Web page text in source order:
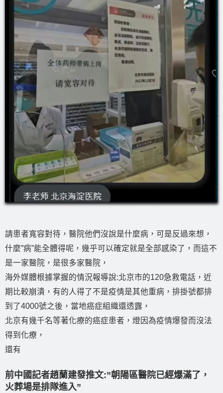
請患者寬容對待，醫院他們沒說是什麼病，可是反過來想，
什麼”病”能全體得呢，幾乎可以確定就是全部感染了，而這不
是一家醫院，是很多家醫院，
海外媒體根據掌握的情況報導說:北京市的120急救電話，近
期比較崩潰，有的人得了不是疫情是其他重病，排掛號都排
到了4000號之後，當地癌症組織還透露，
北京有幾千名等著化療的癌症患者，燈因為疫情爆發而沒法
得到化療，
還有
前中國記者趙蘭建發推文:”朝陽區醫院已經爆滿了，
火葬場是排隊進入”